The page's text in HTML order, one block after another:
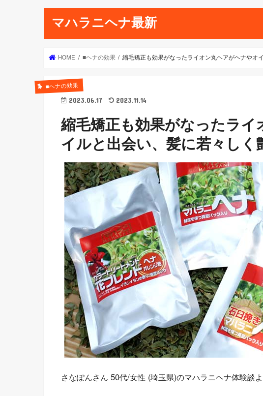
マハラニヘナ最新
HOME ■ヘナの効果 縮毛矯正も効果がなったライオン丸ヘアがヘナやオ
■ヘナの効果
2023.06.17 2023.11.14
縮毛矯正も効果がなったラ
イルと出会い、髪に若々しく
さなぽんさん 50代/女性 (埼玉県)のマハラニヘナ体験談